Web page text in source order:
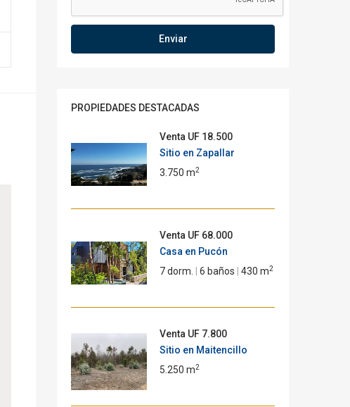
Enviar
PROPIEDADES DESTACADAS
Venta UF 18.500
Sitio en Zapallar
3.750 m2
Venta UF 68.000
Casa en Pucón
7 dorm.
6 baños 430 m2
Venta UF 7.800
Sitio en Maitencillo
5.250 m2